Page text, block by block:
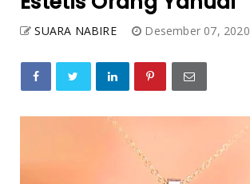
SUARA NABIRE Desember 07, 2020